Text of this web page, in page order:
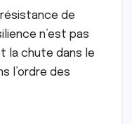
de
n’est pas
la chute dans le
l’ordre des